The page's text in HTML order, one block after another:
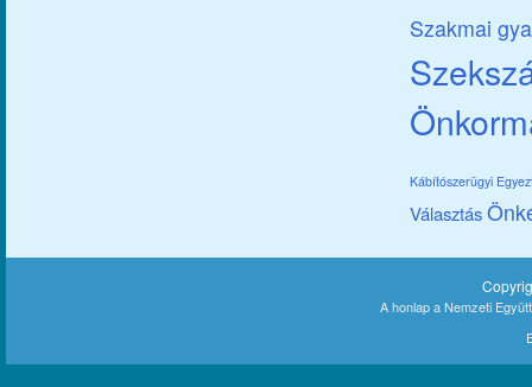
Szakmai
Kábítószerügyi
Választás
A honlap a Nemzeti